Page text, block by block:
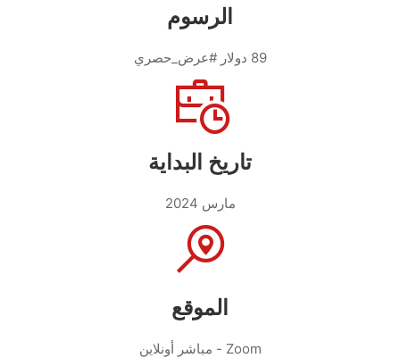
الرسوم
89 دولار #عرض_حصري
تاريخ البداية
مارس 2024
الموقع
مباشر أونلاين - Zoom